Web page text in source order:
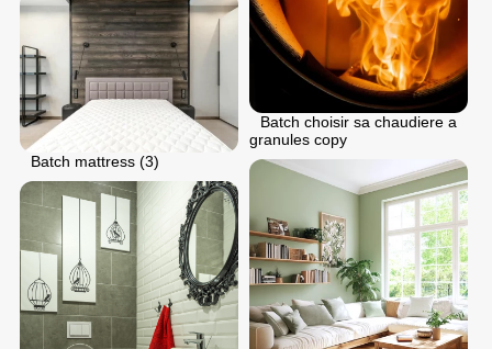
Batch choisir sa chaudiere a
granules copy
Batch mattress (3)